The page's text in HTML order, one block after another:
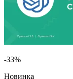
-33%
Новинка